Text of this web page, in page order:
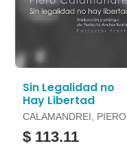
Sin Legalidad no
Hay Libertad
CALAMANDREI, PIERO
$ 113.11